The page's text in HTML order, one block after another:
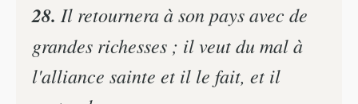
28. Il retournera à son pays avec de
grandes richesses ; il veut du mal à
l'alliance sainte et il le fait, et il